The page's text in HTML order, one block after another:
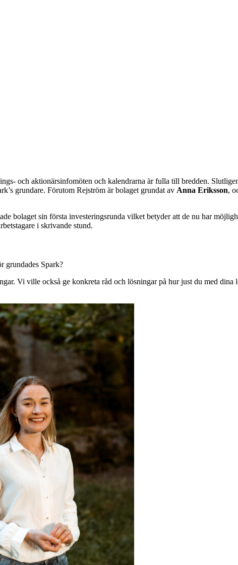
och aktionärsinfomöten och kalendrarna är fulla till bredden.
grundare. Förutom Rejström är bolaget grundat av Anna Eriksson,
bolaget sin första investeringsrunda vilket betyder att de nu har
i skrivande stund.
grundades Spark?
Vi ville också ge konkreta råd och lösningar på hur just du med dina